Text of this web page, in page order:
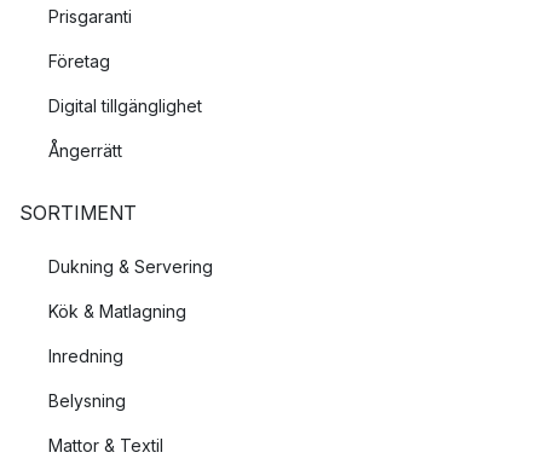
Prisgaranti
Företag
Digital tillgänglighet
Ångerrätt
SORTIMENT
Dukning & Servering
Kök & Matlagning
Inredning
Belysning
Mattor & Textil